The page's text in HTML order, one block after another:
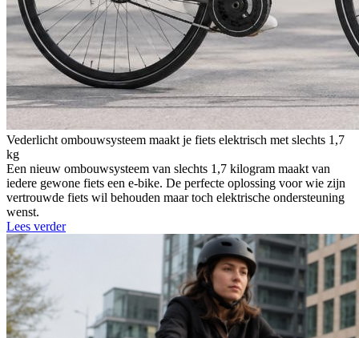
Vederlicht ombouwsysteem maakt je fiets elektrisch met slechts 1,7
kg
Een nieuw ombouwsysteem van slechts 1,7 kilogram maakt van
iedere gewone fiets een e-bike. De perfecte oplossing voor wie zijn
vertrouwde fiets wil behouden maar toch elektrische ondersteuning
wenst.
Lees verder